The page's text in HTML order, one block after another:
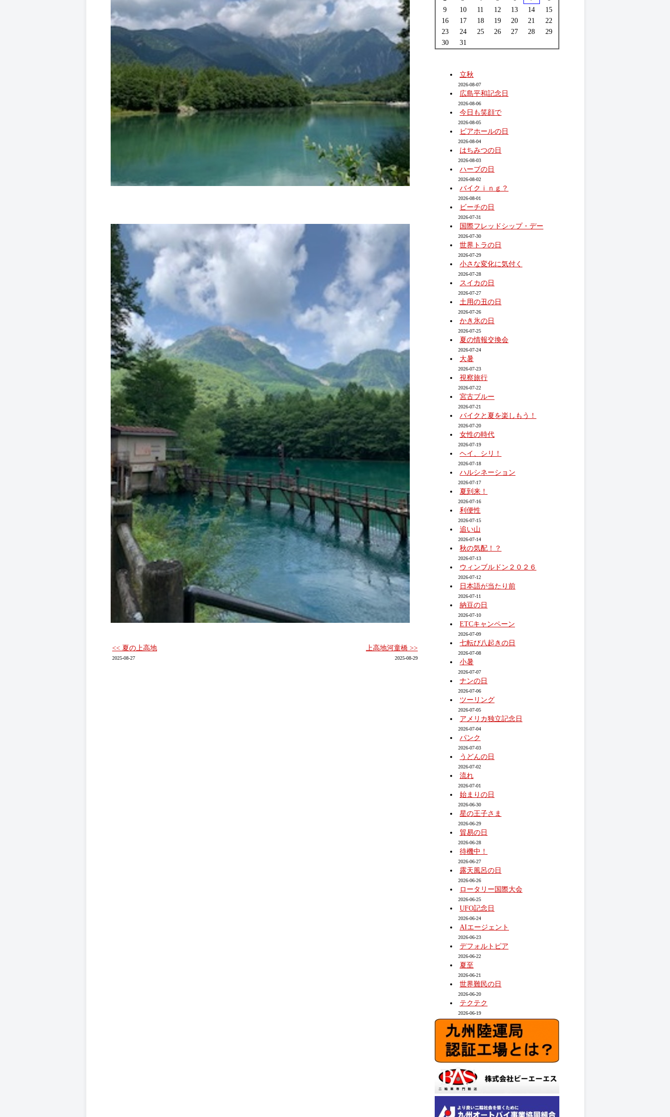
<< 夏の上高地
2025-08-27
上高地河童橋 >>
2025-08-29
9
10 11 12 13 14
15
16
17 18 19 20 21
22
23
24 25 26 27 28
29
30
31
立秋
2026-08-07
広島平和記念日
2026-08-06
今日も笑顔で
2026-08-05
ビアホールの日
2026-08-04
はちみつの日
2026-08-03
ハーブの日
2026-08-02
バイクｉｎｇ？
2026-08-01
ビーチの日
2026-07-31
国際フレッドシップ・デー
2026-07-30
世界トラの日
2026-07-29
小さな変化に気付く
2026-07-28
スイカの日
2026-07-27
土用の丑の日
2026-07-26
かき氷の日
2026-07-25
夏の情報交換会
2026-07-24
大暑
2026-07-23
視察旅行
2026-07-22
宮古ブルー
2026-07-21
バイクと夏を楽しもう！
2026-07-20
女性の時代
2026-07-19
ヘイ、シリ！
2026-07-18
ハルシネーション
2026-07-17
夏到来！
2026-07-16
利便性
2026-07-15
追い山
2026-07-14
秋の気配！？
2026-07-13
ウィンブルドン２０２６
2026-07-12
日本語が当たり前
2026-07-11
納豆の日
2026-07-10
ETCキャンペーン
2026-07-09
七転び八起きの日
2026-07-08
小暑
2026-07-07
ナンの日
2026-07-06
ツーリング
2026-07-05
アメリカ独立記念日
2026-07-04
パンク
2026-07-03
うどんの日
2026-07-02
流れ
2026-07-01
始まりの日
2026-06-30
星の王子さま
2026-06-29
貿易の日
2026-06-28
待機中！
2026-06-27
露天風呂の日
2026-06-26
ロータリー国際大会
2026-06-25
UFO記念日
2026-06-24
AIエージェント
2026-06-23
デフォルトピア
2026-06-22
夏至
2026-06-21
世界難民の日
2026-06-20
テクテク
2026-06-19